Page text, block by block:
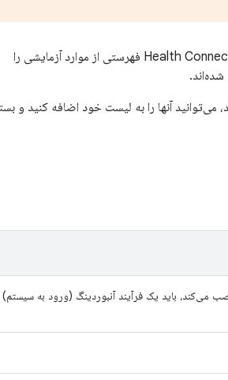
شما مسئول آزمایش برنامه‌های خود و تأیید تجربه مثبت و مداوم کاربران هستید. Health Connect فهرستی از موارد آزمایشی را
آنها را به لیست خود اضافه کنید و
می‌کند، باید یک فرآیند آنبوردینگ (ورود به سیستم)